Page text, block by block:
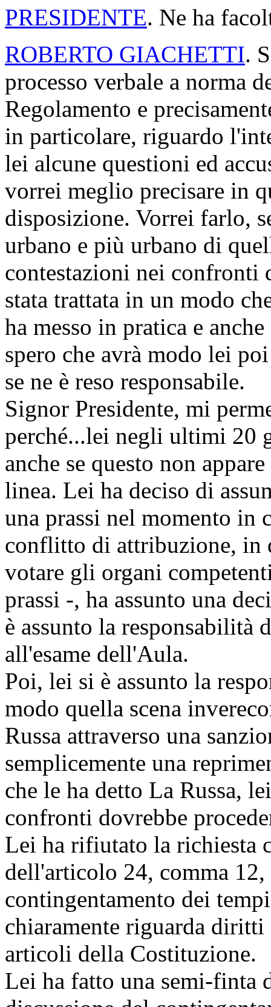
PRESIDENTE. Ne ha
ROBERTO GIACHETTI.
processo verbale a norma
Regolamento e
in particolare, riguardo
lei alcune questioni ed
vorrei meglio precisare in
disposizione. Vorrei farlo,
urbano e più urbano di
contestazioni nei confronti
stata trattata in un modo
ha messo in pratica e
spero che avrà modo lei
se ne è reso responsabile.
Signor Presidente, mi
perché...lei negli ultimi 20
anche se questo non
linea. Lei ha deciso di
una prassi nel momento in
conflitto di attribuzione, in
votare gli organi
prassi -, ha assunto una
è assunto la responsabilità
all'esame dell'Aula.
Poi, lei si è assunto la
modo quella scena
Russa attraverso una
semplicemente una
che le ha detto La Russa,
confronti dovrebbe
Lei ha rifiutato la richiesta
dell'articolo 24, comma
contingentamento dei
chiaramente riguarda
articoli della Costituzione.
Lei ha fatto una semi-finta